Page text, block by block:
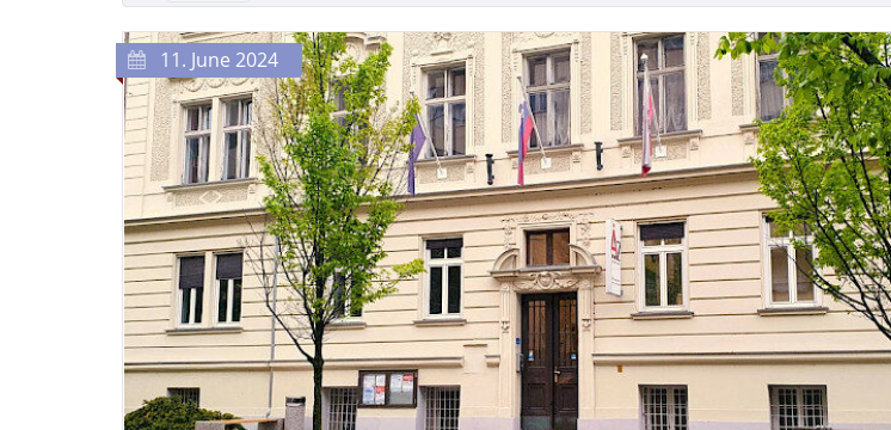
11. June 2024